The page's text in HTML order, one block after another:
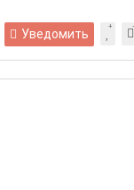
Уведомить